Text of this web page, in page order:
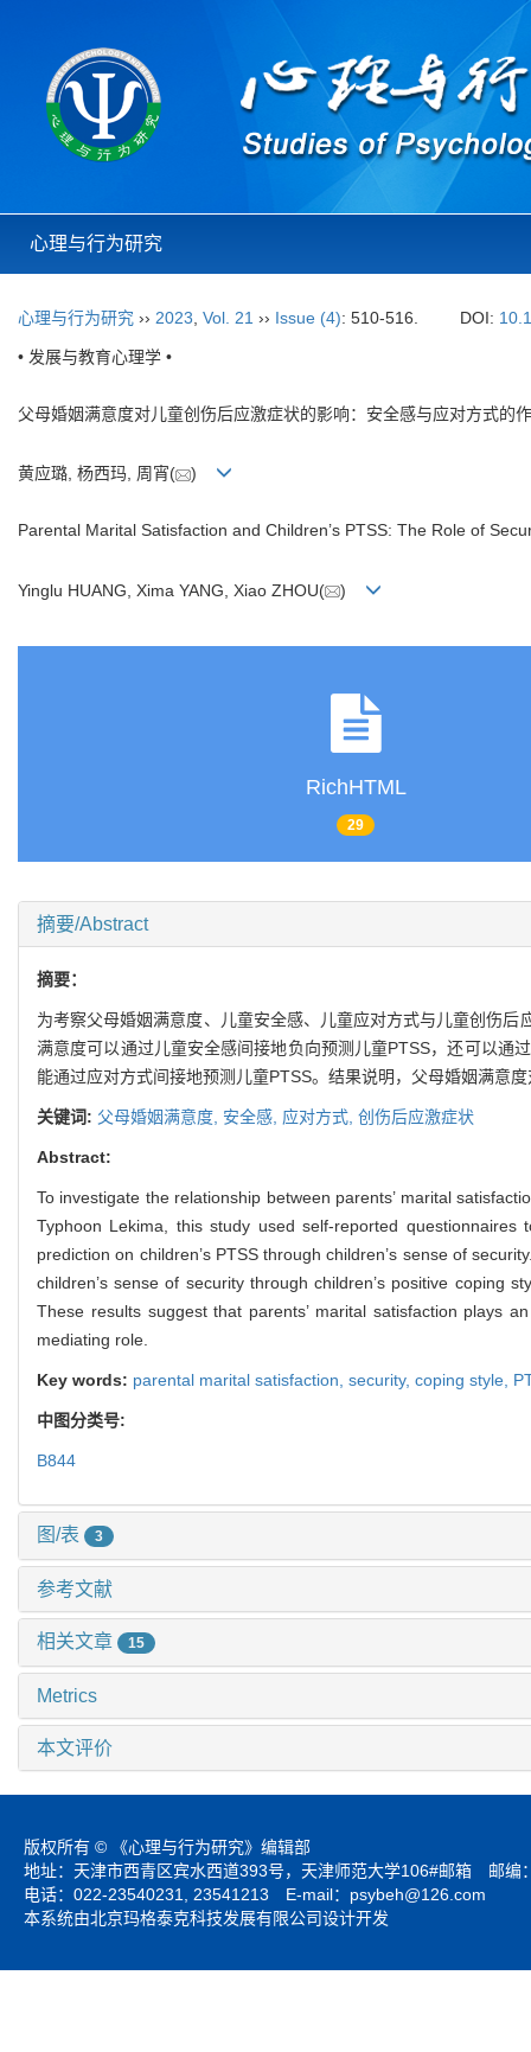
心理与行为研究
心理与行为研究 ›› 2023 Vol. 21 ›› Issue (4): 510-516. DOI:
• 发展与教育心理学 •
父母婚姻满意度对儿童创伤后应激症状的影响：安全感与应对方式的
黄应璐, 杨西玛, 周宵( )
Parental Marital Satisfaction and Children’s PTSS: The Role of
Yinglu HUANG, Xima YANG, Xiao ZHOU( )
RichHTML
29
摘要/Abstract
摘要：
为考察父母婚姻满意度、儿童安全感、儿童应对方式与儿童创伤
满意度可以通过儿童安全感间接地负向预测儿童PTSS，还可以通
能通过应对方式间接地预测儿童PTSS。结果说明，父母婚姻满意
关键词: 父母婚姻满意度, 安全感, 应对方式, 创伤后应激症状
Abstract:
To investigate the relationship between parents’ marital
Typhoon Lekima, this study used self-reported
prediction on children’s PTSS through children’s sense of
children’s sense of security through children’s positive coping
These results suggest that parents’ marital satisfaction plays
mediating role.
Key words: parental marital satisfaction, security, coping style,
中图分类号:
B844
图/表 3
参考文献
相关文章 15
Metrics
本文评价
版权所有 © 《心理与行为研究》编辑部
地址：天津市西青区宾水西道393号，天津师范大学106#邮箱 邮编
电话：022-23540231, 23541213 E-mail： psybeh@126.com
本系统由北京玛格泰克科技发展有限公司设计开发